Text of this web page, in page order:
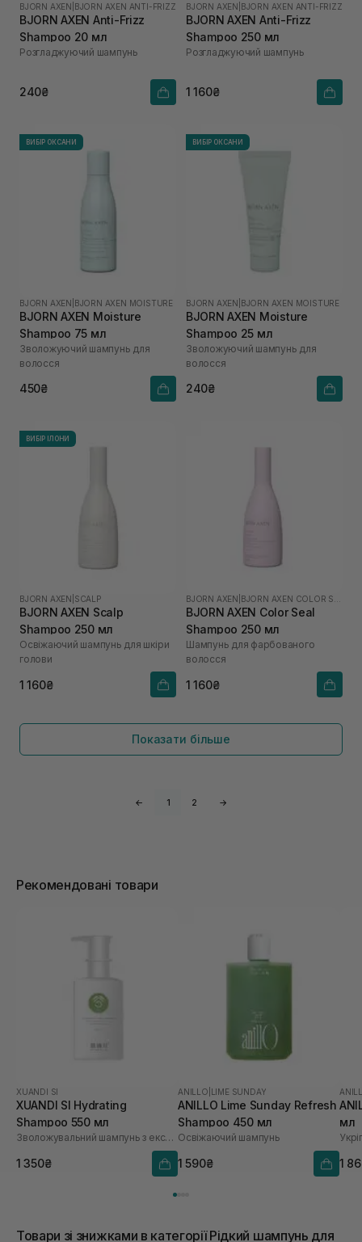
BJORN AXEN BJORN AXEN ANTI-FRIZZ
BJORN AXEN Anti-Frizz
Shampoo 20 мл
Розгладжуючий шампунь
240₴
BJORN AXEN BJORN AXEN ANTI-FRIZZ
BJORN AXEN Anti-Frizz
Shampoo 250 мл
Розгладжуючий шампунь
1 160₴
ВИБІР ОКСАНИ
BJORN AXEN BJORN AXEN MOISTURE
BJORN AXEN Moisture
Shampoo 75 мл
Зволожуючий шампунь для
волосся
450₴
ВИБІР ОКСАНИ
BJORN AXEN BJORN AXEN MOISTURE
BJORN AXEN Moisture
Shampoo 25 мл
Зволожуючий шампунь для
волосся
240₴
ВИБІР ІЛОНИ
BJORN AXEN SCALP
BJORN AXEN Scalp
Shampoo 250 мл
Освіжаючий шампунь для шкіри
голови
1 160₴
BJORN AXEN BJORN AXEN COLOR SEAL
BJORN AXEN Color Seal
Shampoo 250 мл
Шампунь для фарбованого
волосся
1 160₴
Показати більше
← 1 2 →
Рекомендовані товари
XUANDI SI
XUANDI SI Hydrating
Shampoo 550 мл
Зволожувальний шампунь з екстрактом зерна
1 350₴
ANILLO LIME SUNDAY
ANILLO Lime Sunday Refresh
Shampoo 450 мл
Освіжаючий шампунь
1 590₴
мл
1
Товари зі знижками в категорії Рідкий шампунь для